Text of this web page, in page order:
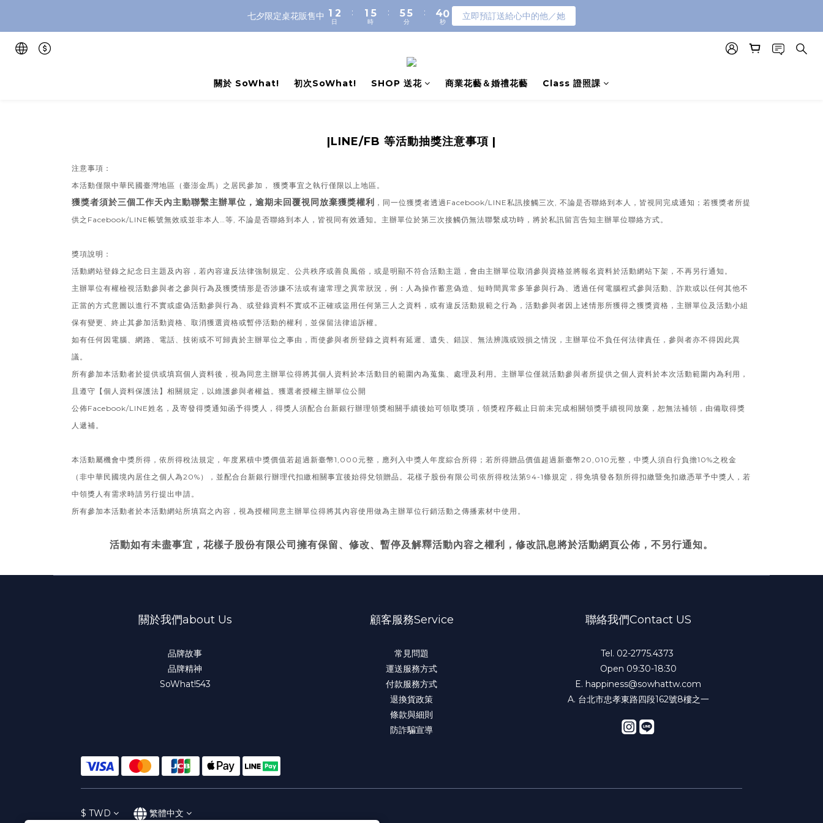
七夕限定桌花販售中 1
0
2
1
日
:
1
0
5
4
0
時
:
5
4
0
5
4
1
0
分
:
4
3
0
秒
立即預訂送給心中的他／她
關於 SoWhat! 初次SoWhat! SHOP 送花 商業花藝＆婚禮花藝 Class 證照課
|LINE/FB 等活動抽獎注意事項 |
注意事項：
本活動僅限中華民國臺灣地區（臺澎金馬）之居民參加， 獲獎事宜之執行僅限以上地區。
獲獎者須於三個工作天內主動聯繫主辦單位，逾期未回覆視同放棄獲獎權利 ， 同一位獲獎者透過Facebook/LINE私訊接觸三次, 不論是否聯絡到本人，皆視同完成通知；若獲獎者所提
供之 Facebook/LINE帳號無效或並非本人…等, 不論是否聯絡到本人，皆視同有效通知。主辦單位於第三次接觸仍無法聯繫成功時，將於私訊留言告知主辦單位聯絡方式。
獎項說明：
活動網站登錄之紀念日主題及內容，若內容違反法律強制規定、公共秩序或善良風俗，或是明顯不符合活動主題，會由主辦單位取消參與資格並將報名資料於活動網站下架，不再另行通知。
主辦單位有權檢視活動參與者之參與行為及獲獎情形是否涉嫌不法或有違常理之異常狀況，例：人為操作蓄意偽造、短時間異常多筆參與行為、透過任何電腦程式參與活動、詐欺或以任何其他不
正當的方式意圖以進行不實或虛偽活動參與行為、或登錄資料不實或不正確或盜用任何第三人之資料，或有違反活動規範之行為，活動參與者因上述情形所獲得之獲獎資格，主辦單位及活動小組
保有變更、終止其參加活動資格、取消獲選資格或暫停活動的權利，並保留法律追訴權。
如有任何因電腦、網路、電話、技術或不可歸責於主辦單位之事由，而使參與者所登錄之資料有延遲、遺失、錯誤、無法辨識或毀損之情況，主辦單位不負任何法律責任，參與者亦不得因此異
議。
所有參加本活動者於提供或填寫個人資料後，視為同意主辦單位得將其個人資料於本活動目的範圍內為蒐集、處理及利用。主辦單位僅就活動參與者所提供之個人資料於本次活動範圍內為利用，
且遵守【個人資料保護法】相關規定，以維護參與者權益。獲選者授權主辦單位公開
公佈Facebook/LINE姓名，及寄發得獎通知函予得獎人，得獎人須配合台新銀行辦理領獎相關手續後始可領取獎項，領獎程序截止日前未完成相關領獎手續視同放棄，恕無法補領，由備取得獎
人遞補。
本活動屬機會中獎所得，依所得稅法規定，年度累積中獎價值若超過新臺幣1,000元整，應列入中獎人年度綜合所得；若所得贈品價值超過新臺幣20,010元整，中獎人須自行負擔10%之稅金
（非中華民國境內居住之個人為20%），並配合台新銀行辦理代扣繳相關事宜後始得兌領贈品。花樣子股份有限公司依所得稅法第94-1條規定，得免填發各類所得扣繳暨免扣繳憑單予中獎人，若
中領獎人有需求時請另行提出申請。
所有參加本活動者於本活動網站所填寫之內容，視為授權同意主辦單位得將其內容使用做為主辦單位行銷活動之傳播素材中使用。
活動如有未盡事宜，花樣子股份有限公司擁有保留、修改、暫停及解釋活動內容之權利，修改訊息將於活動網頁公佈，不另行通知。
關於我們about Us
品牌故事
品牌精神
SoWhat!543
顧客服務Service
常見問題
運送服務方式
付款服務方式
退換貨政策
條款與細則
防詐騙宣導
聯絡我們Contact US
Tel. 02-2775.4373
Open 09:30-18:30
E. happiness@sowhattw.com
A. 台北市忠孝東路四段162號8樓之一
$ TWD 繁體中文